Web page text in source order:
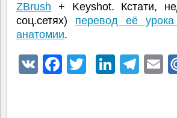
ZBrush + Keyshot. Кстати,
соц.сетях) перевод её
анатомии.
VK Facebook
Twitter